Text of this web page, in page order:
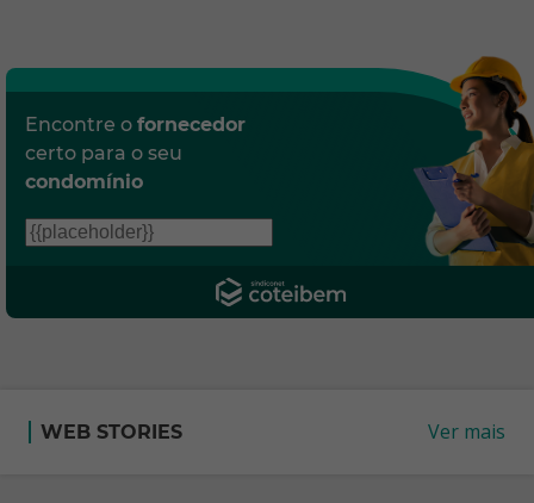
Encontre o fornecedor
certo para o seu
condomínio
WEB STORIES Ver mais